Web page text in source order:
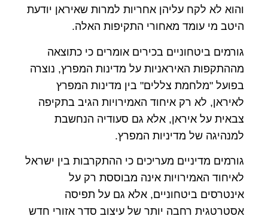
והוא לא לקח עליהן אחריות למרות שאיראן יודעת
היטב מי עומד מאחורי התקיפות האלה.
גורמים ביטחוניים בכירים אומרים כי כתוצאה
מההתקפות האיראניות על מדינות המפרץ, נוצרה
בפועל "מלחמת צללים" בין מדינות המפרץ
לאיראן, לא רק איחוד האמירויות הגיב בתקיפה
צבאית על איראן, אלא גם סעודיה הנחשבת
למנהיגה של מדיניות המפרץ.
גורמים מדיניים מעריכים כי ההתקרבות בין ישראל
לאיחוד האמירויות אינה מבוססת רק על
אינטרסים ביטחוניים, אלא גם על תפיסה
אסטרטגית רחבה יותר של עיצוב סדר אזורי חדש